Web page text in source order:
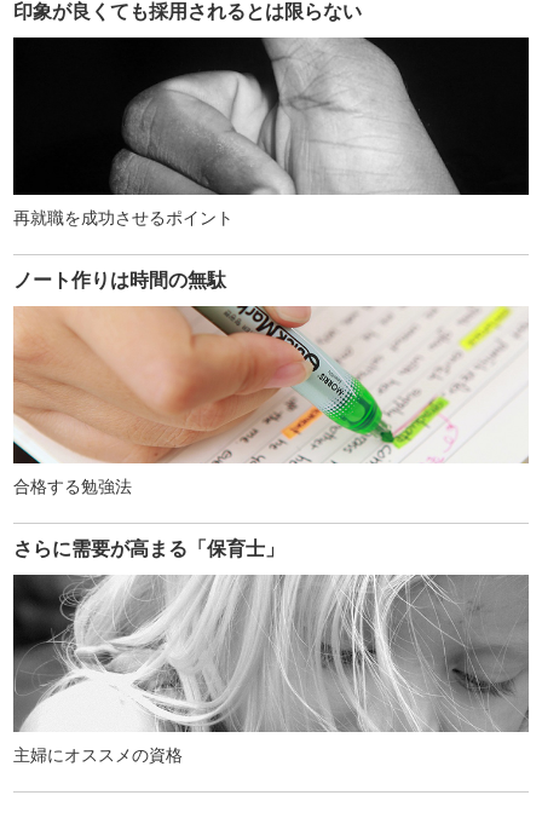
印象が良くても採用されるとは限らない
再就職を成功させるポイント
ノート作りは時間の無駄
合格する勉強法
さらに需要が高まる「保育士」
主婦にオススメの資格